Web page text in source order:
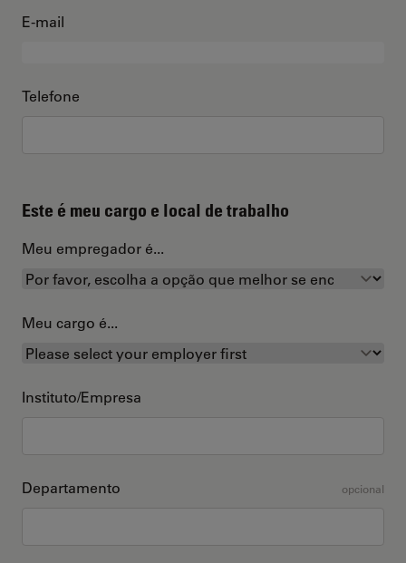
E-mail
Telefone
Este é meu cargo e local de trabalho
Meu empregador é...
Meu cargo é...
Instituto/Empresa
Departamento opcional